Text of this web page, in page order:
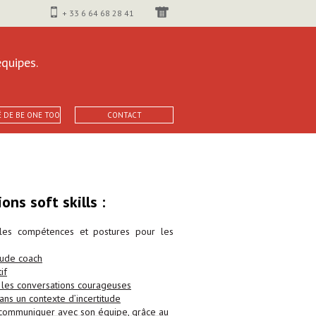
+ 33 6 64 68 28 41
DE BE ONE TOO CONTACT
soft skills :
compétences et postures pour les
coach
conversations courageuses
un contexte d’incertitude
avec son équipe, grâce au